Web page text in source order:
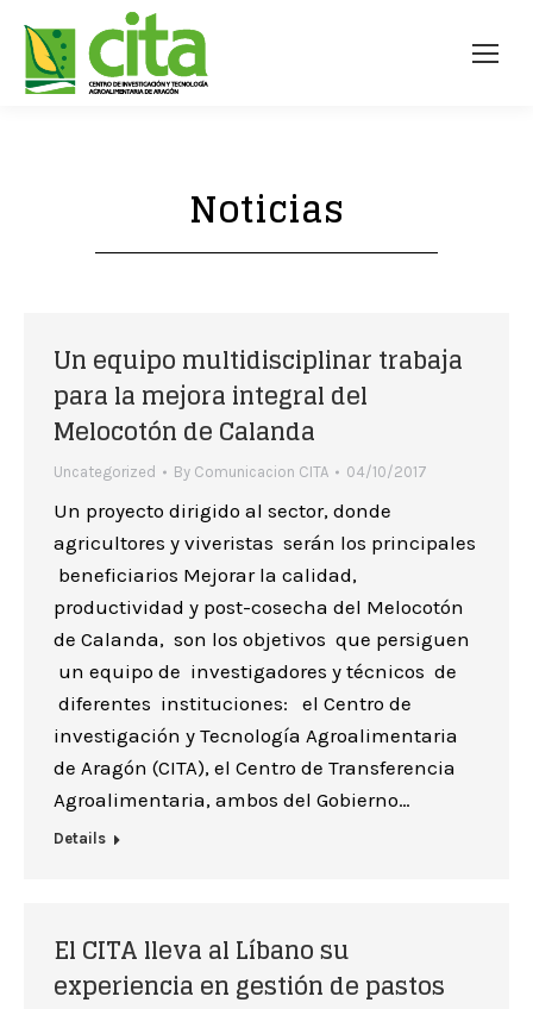
Noticias
Un equipo multidisciplinar trabaja
para la mejora integral del
Melocotón de Calanda
Uncategorized By Comunicacion CITA 04/10/2017
Un proyecto dirigido al sector, donde
agricultores y viveristas serán los principales
beneficiarios Mejorar la calidad,
productividad y post-cosecha del Melocotón
de Calanda, son los objetivos que persiguen
un equipo de investigadores y técnicos de
diferentes instituciones: el Centro de
investigación y Tecnología Agroalimentaria
de Aragón (CITA), el Centro de Transferencia
Agroalimentaria, ambos del Gobierno…
Details
El CITA lleva al Líbano su
experiencia en gestión de pastos